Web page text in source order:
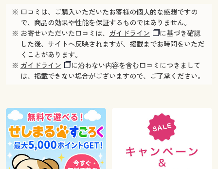
※ 口コミは、ご購入いただいたお客様の個人的な感想ですの
で、商品の効果や性能を保証するものではありません。
※ お寄せいただいた口コミは、 ガイドライン
に基づき確認
した後、サイトへ反映されますが、掲載までお時間をいただ
くことがあります。
※ ガイドライン
に沿わない内容を含む口コミにつきまして
は、掲載できない場合がございますので、ご了承ください。